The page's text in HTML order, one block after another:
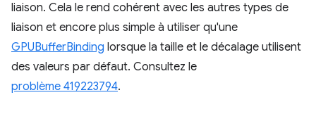
liaison. Cela le rend cohérent avec les autres types de
liaison et encore plus simple à utiliser qu'une
GPUBufferBinding lorsque la taille et le décalage utilisent
des valeurs par défaut. Consultez le
problème 419223794.